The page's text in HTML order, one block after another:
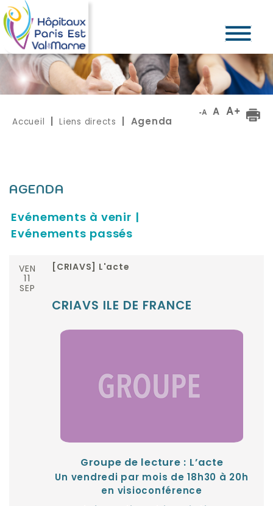
Accueil Liens directs | Agenda
AGENDA
Evénements à venir
Evénements passés
VEN
11
SEP
[CRIAVS] L'acte
CRIAVS ILE DE FRANCE
Groupe de lecture : L’acte
Un vendredi par mois de 18h30 à 20h
en visioconférence